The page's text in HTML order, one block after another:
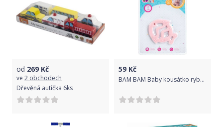
od 269 Kč
ve 2 obchodech
Dřevěná autíčka 6ks
59 Kč
BAM BAM Baby kousátko ryba pro miminko